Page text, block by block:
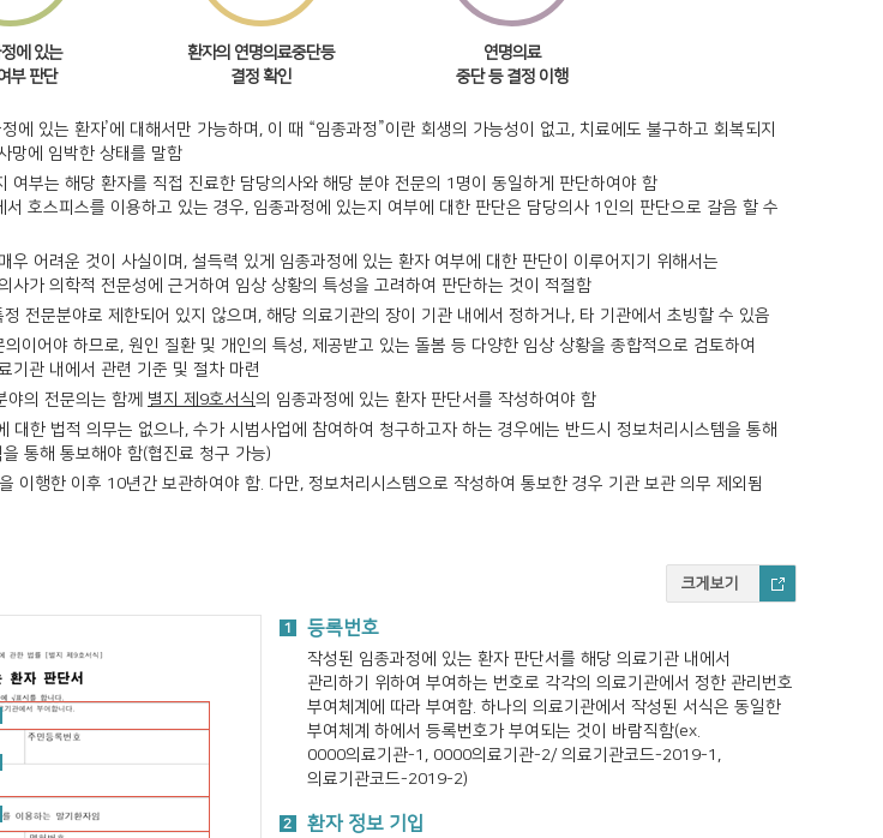
에 있는
부 판단
환자의 연명의료중단등
결정 확인
연명의료
중단 등 결정 이행
에 있는 환자’에 대해서만 가능하며, 이 때 “임종과정”이란 회생의 가능성이 없고, 치료에도 불구하고 회복되지
망에 임박한 상태를 말함
여부는 해당 환자를 직접 진료한 담당의사와 해당 분야 전문의 1명이 동일하게 판단하여야 함
호스피스를 이용하고 있는 경우, 임종과정에 있는지 여부에 대한 판단은 담당의사 1인의 판단으로 갈음 할 수
우 어려운 것이 사실이며, 설득력 있게 임종과정에 있는 환자 여부에 대한 판단이 이루어지기 위해서는
사가 의학적 전문성에 근거하여 임상 상황의 특성을 고려하여 판단하는 것이 적절함
정 전문분야로 제한되어 있지 않으며, 해당 의료기관의 장이 기관 내에서 정하거나, 타 기관에서 초빙할 수 있음
이어야 하므로, 원인 질환 및 개인의 특성, 제공받고 있는 돌봄 등 다양한 임상 상황을 종합적으로 검토하여
기관 내에서 관련 기준 및 절차 마련
의 전문의는 함께 별지 제9호서식의 임종과정에 있는 환자 판단서를 작성하여야 함
대한 법적 의무는 없으나, 수가 시범사업에 참여하여 청구하고자 하는 경우에는 반드시 정보처리시스템을 통해
통해 통보해야 함(협진료 청구 가능)
이행한 이후 10년간 보관하여야 함. 다만, 정보처리시스템으로 작성하여 통보한 경우 기관 보관 의무 제외됨
크게보기
1 등록번호
작성된 임종과정에 있는 환자 판단서를 해당 의료기관 내에서
관리하기 위하여 부여하는 번호로 각각의 의료기관에서 정한 관리번호
부여체계에 따라 부여함. 하나의 의료기관에서 작성된 서식은 동일한
부여체계 하에서 등록번호가 부여되는 것이 바람직함(ex.
0000의료기관-1, 0000의료기관-2/ 의료기관코드-2019-1,
의료기관코드-2019-2)
2 환자 정보 기입